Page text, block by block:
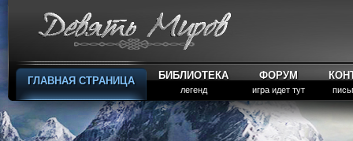
ГЛАВНАЯ СТРАНИЦА БИБЛИОТЕКА
легенд
ФОРУМ
игра идет тут